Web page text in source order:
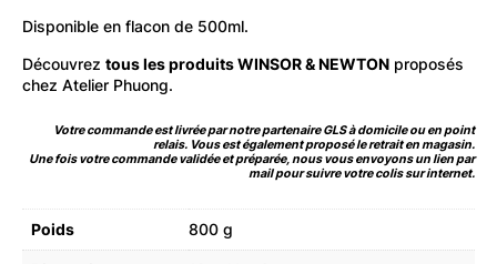
Disponible en flacon de 500ml.
Découvrez tous les produits WINSOR & NEWTON proposés
chez Atelier Phuong.
Votre commande est livrée par notre partenaire GLS à domicile ou en point
relais. Vous est également proposé le retrait en magasin.
Une fois votre commande validée et préparée, nous vous envoyons un lien par
mail pour suivre votre colis sur internet.
Poids 800 g